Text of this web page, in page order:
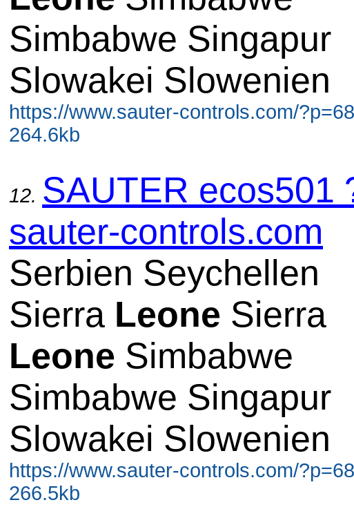
Simbabwe Singapur
Slowakei Slowenien
https://www.sauter-controls.com/
264.6kb
12. SAUTER ecos501
sauter-controls.com
Serbien Seychellen
Sierra Leone Sierra
Leone Simbabwe
Simbabwe Singapur
Slowakei Slowenien
https://www.sauter-controls.com/
266.5kb